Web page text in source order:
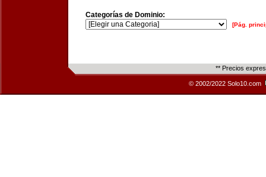
Categorías de Dominio:
[Pág.
** Precios
© 2002/2022 Solo10.com